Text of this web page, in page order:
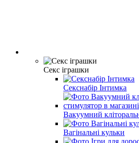
Секс іграшки
Секснабір Інтимка
Вакуумний
Вагінальні кульки